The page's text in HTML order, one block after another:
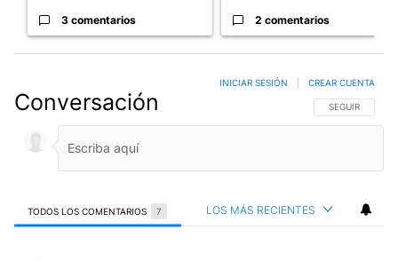
3 comentarios 2 comentarios
Conversación SIGA ESTA
SEGUIR
INICIAR SESIÓN CREAR CUENTA
TODOS LOS COMENTARIOS 7 LOS MÁS RECIENTES